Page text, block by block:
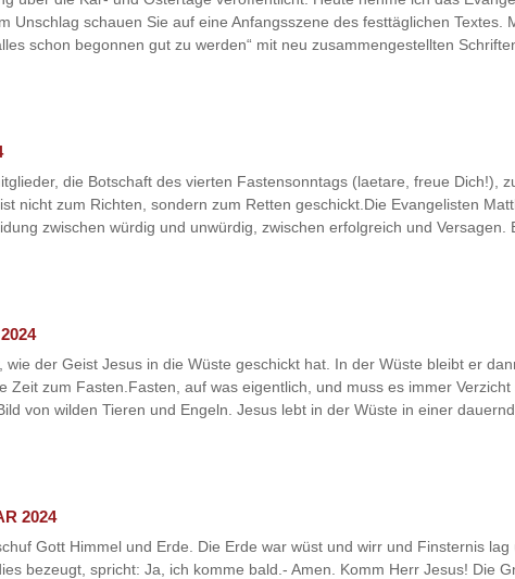
Unschlag schauen Sie auf eine Anfangsszene des festtäglichen Textes.
schon begonnen gut zu werden“ mit neu zusammengestellten Schriften
die Botschaft des vierten Fastensonntags (laetare, freue Dich!),
nicht zum Richten, sondern zum Retten geschickt.Die Evangelisten
zwischen würdig und unwürdig, zwischen erfolgreich und Versagen.
der Geist Jesus in die Wüste geschickt hat. In der Wüste bleibt er
Zeit zum Fasten.Fasten, auf was eigentlich, und muss es immer
von wilden Tieren und Engeln. Jesus lebt in der Wüste in einer
2024
Gott Himmel und Erde. Die Erde war wüst und wirr und Finsternis
bezeugt, spricht: Ja, ich komme bald.- Amen. Komm Herr Jesus! Die